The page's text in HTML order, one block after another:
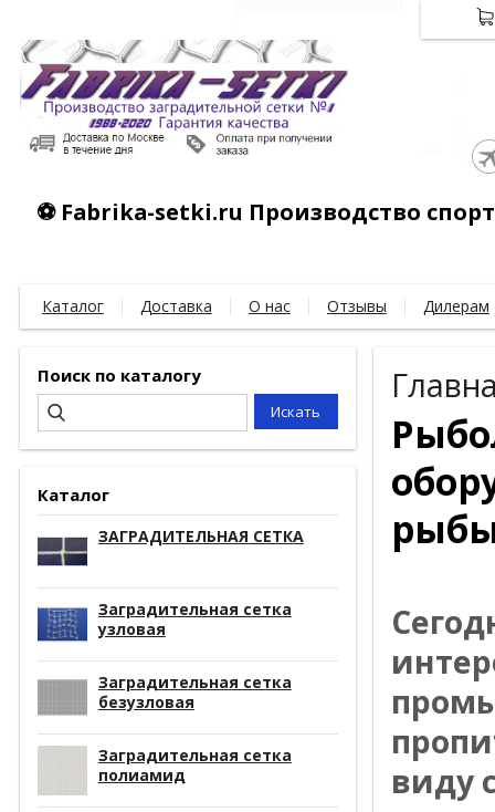
⚽ Fabrika-setki.ru Производство
Каталог Доставка О нас Отзывы Дилерам
Поиск по каталогу
Каталог
ЗАГРАДИТЕЛЬНАЯ СЕТКА
Заградительная сетка
узловая
Заградительная сетка
безузловая
Заградительная сетка
полиамид
виду